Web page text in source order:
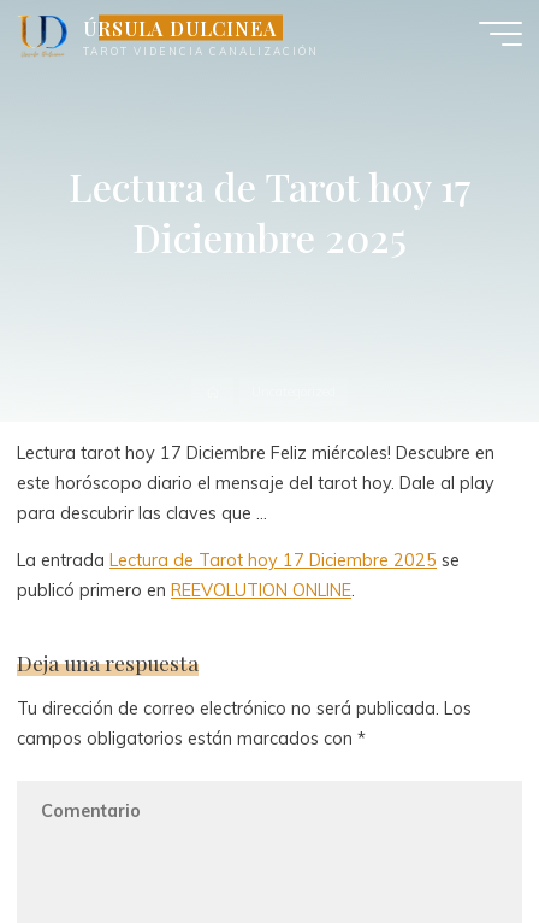
Saltar
ÚRSULA DULCINEA
TAROT VIDENCIA CANALIZACIÓN
Lectura de Tarot hoy 17
Diciembre 2025
Lectura tarot hoy 17 Diciembre Feliz miércoles! Descubre en
este horóscopo diario el mensaje del tarot hoy. Dale al play
para descubrir las claves que …
La entradaLectura de Tarot hoy 17 Diciembre 2025 se
publicó primero enREEVOLUTION ONLINE.
Deja una respuesta
Tu dirección de correo electrónico no será publicada. Los
campos obligatorios están marcados con*